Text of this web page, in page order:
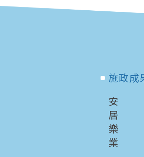
施政成
安
居
樂
業